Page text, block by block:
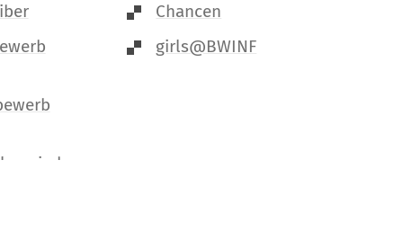
Chancen
girls@BWINF